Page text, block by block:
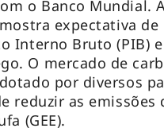
o Banco Mundial.
expectativa de
Interno Bruto (PIB)
O mercado de
por diversos
reduzir as emissões
(GEE).